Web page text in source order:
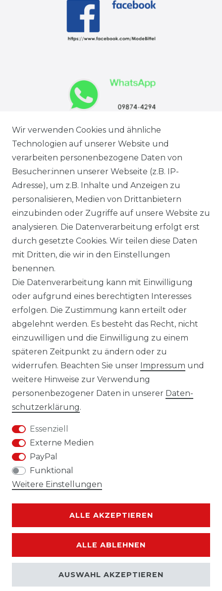
Ausgezeichneter Service
Versandbedingungen
14 Tage Rückgaberecht
Impressum Daten­schutz­erklärung
VERTRAG WIDERRUFEN
© Copyright 2026 | Alle Rechte vorbehalten.
Wir verwenden Cookies und ähnliche
Technologien auf unserer Website und
verarbeiten personenbezogene Daten von
Besucher:innen unserer Webseite (z.B. IP-
Adresse), um z.B. Inhalte und Anzeigen zu
personalisieren, Medien von Drittanbietern
einzubinden oder Zugriffe auf unsere Website zu
analysieren. Die Datenverarbeitung erfolgt erst
durch gesetzte Cookies. Wir teilen diese Daten
mit Dritten, die wir in den Einstellungen
benennen.
Die Datenverarbeitung kann mit Einwilligung
oder aufgrund eines berechtigten Interesses
erfolgen. Die Zustimmung kann erteilt oder
abgelehnt werden. Es besteht das Recht, nicht
einzuwilligen und die Einwilligung zu einem
späteren Zeitpunkt zu ändern oder zu
widerrufen. Beachten Sie unser Impressum und
weitere Hinweise zur Verwendung
personenbezogener Daten in unserer Daten­
schutz­erklärung.
Essenziell
Externe Medien
PayPal
Funktional
Weitere Einstellungen
ALLE AKZEPTIEREN
ALLE ABLEHNEN
AUSWAHL AKZEPTIEREN